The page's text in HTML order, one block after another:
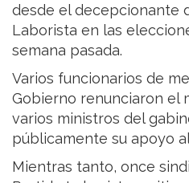
desde el decepcionante
Laborista en las
semana pasada.
Varios funcionarios de
Gobierno renunciaron el
varios ministros del
públicamente su apoyo
Mientras tanto, once